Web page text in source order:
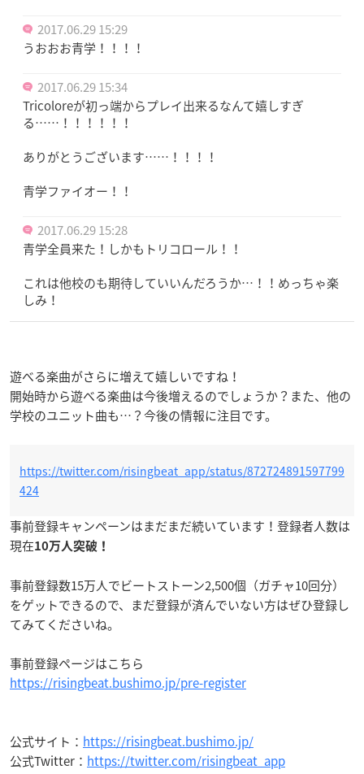
2017.06.29 15:29
うおおお青学！！！！
2017.06.29 15:34
Tricoloreが初っ端からプレイ出来るなんて嬉しすぎ
る……！！！！！！
ありがとうございます……！！！！
青学ファイオー！！
2017.06.29 15:28
青学全員来た！しかもトリコロール！！
これは他校のも期待していいんだろうか…！！めっちゃ楽
しみ！
遊べる楽曲がさらに増えて嬉しいですね！
開始時から遊べる楽曲は今後増えるのでしょうか？また、他の
学校のユニット曲も…？今後の情報に注目です。
https://twitter.com/risingbeat_app/status/872724891597799
424
事前登録キャンペーンはまだまだ続いています！登録者人数は
現在10万人突破！
事前登録数15万人でビートストーン2,500個（ガチャ10回分）
をゲットできるので、まだ登録が済んでいない方はぜひ登録し
てみてくださいね。
事前登録ページはこちら
https://risingbeat.bushimo.jp/pre-register
公式サイト： https://risingbeat.bushimo.jp/
公式Twitter： https://twitter.com/risingbeat_app